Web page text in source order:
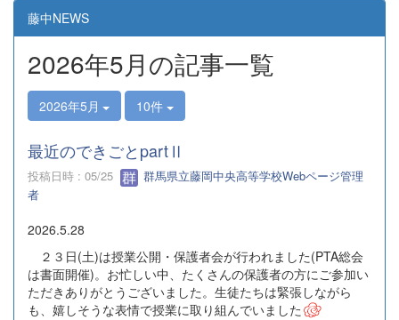
藤中NEWS
2026年5月の記事一覧
2026年5月 10件
最近のできごとpartⅡ
投稿日時 : 05/25
群馬県立藤岡中央高等学校Webページ管理
者
2026.5.28
２３日(土)は授業公開・保護者会が行われました(PTA総会
は書面開催)。お忙しい中、たくさんの保護者の方にご参加い
ただきありがとうございました。生徒たちは緊張しながら
も、嬉しそうな表情で授業に取り組んでいました